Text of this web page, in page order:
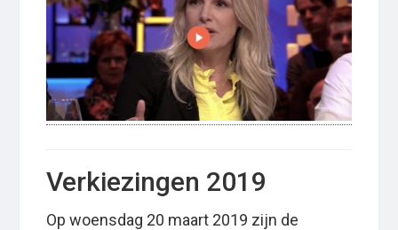
Verkiezingen 2019
Op woensdag 20 maart 2019 zijn de